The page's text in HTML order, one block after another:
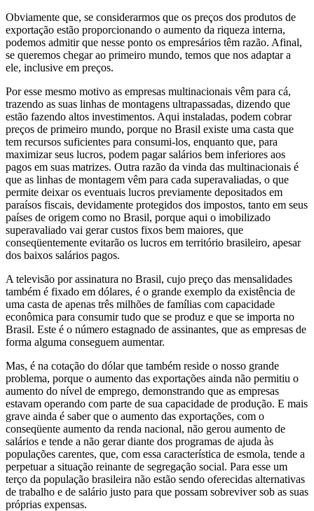
Obviamente que, se considerarmos que os preços dos produtos de
exportação estão proporcionando o aumento da riqueza interna,
podemos admitir que nesse ponto os empresários têm razão. Afinal,
se queremos chegar ao primeiro mundo, temos que nos adaptar a
ele, inclusive em preços.
Por esse mesmo motivo as empresas multinacionais vêm para cá,
trazendo as suas linhas de montagens ultrapassadas, dizendo que
estão fazendo altos investimentos. Aqui instaladas, podem cobrar
preços de primeiro mundo, porque no Brasil existe uma casta que
tem recursos suficientes para consumi-los, enquanto que, para
maximizar seus lucros, podem pagar salários bem inferiores aos
pagos em suas matrizes. Outra razão da vinda das multinacionais é
que as linhas de montagem vêm para cada superavaliadas, o que
permite deixar os eventuais lucros previamente depositados em
paraísos fiscais, devidamente protegidos dos impostos, tanto em seus
países de origem como no Brasil, porque aqui o imobilizado
superavaliado vai gerar custos fixos bem maiores, que
conseqüentemente evitarão os lucros em território brasileiro, apesar
dos baixos salários pagos.
A televisão por assinatura no Brasil, cujo preço das mensalidades
também é fixado em dólares, é o grande exemplo da existência de
uma casta de apenas três milhões de famílias com capacidade
econômica para consumir tudo que se produz e que se importa no
Brasil. Este é o número estagnado de assinantes, que as empresas de
forma alguma conseguem aumentar.
Mas, é na cotação do dólar que também reside o nosso grande
problema, porque o aumento das exportações ainda não permitiu o
aumento do nível de emprego, demonstrando que as empresas
estavam operando com parte de sua capacidade de produção. E mais
grave ainda é saber que o aumento das exportações, com o
conseqüente aumento da renda nacional, não gerou aumento de
salários e tende a não gerar diante dos programas de ajuda às
populações carentes, que, com essa característica de esmola, tende a
perpetuar a situação reinante de segregação social. Para esse um
terço da população brasileira não estão sendo oferecidas alternativas
de trabalho e de salário justo para que possam sobreviver sob as suas
próprias expensas.